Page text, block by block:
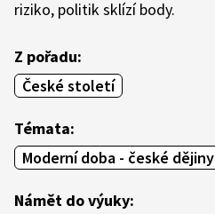
riziko, politik sklízí body.
Z pořadu:
České století
Témata:
Moderní doba - české dějiny
Námět do výuky: